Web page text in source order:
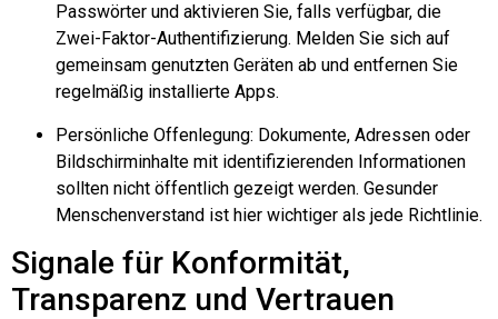
Passwörter und aktivieren Sie, falls verfügbar, die
Zwei-Faktor-Authentifizierung. Melden Sie sich auf
gemeinsam genutzten Geräten ab und entfernen Sie
regelmäßig installierte Apps.
Persönliche Offenlegung: Dokumente, Adressen oder
Bildschirminhalte mit identifizierenden Informationen
sollten nicht öffentlich gezeigt werden. Gesunder
Menschenverstand ist hier wichtiger als jede Richtlinie.
Signale für Konformität,
Transparenz und Vertrauen